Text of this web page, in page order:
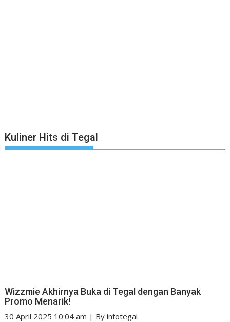
Kuliner Hits di Tegal
Wizzmie Akhirnya Buka di Tegal dengan Banyak
Promo Menarik!
30 April 2025 10:04 am | Byinfotegal